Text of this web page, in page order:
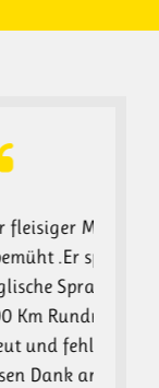
und
spricht gut
und
sehr
Supun.